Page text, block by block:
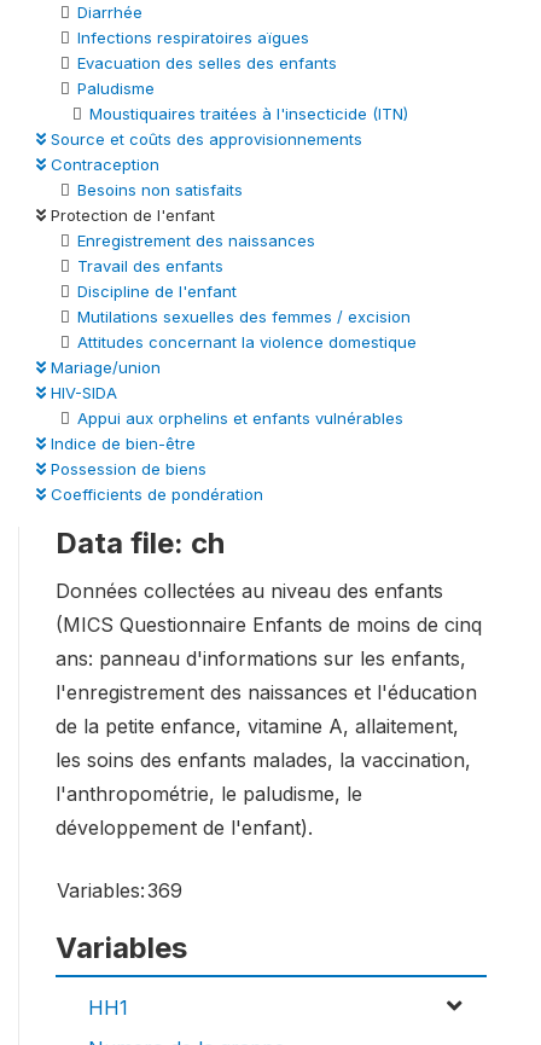
Diarrhée
Infections respiratoires aïgues
Evacuation des selles des enfants
Paludisme
Moustiquaires traitées à l'insecticide (ITN)
Source et coûts des approvisionnements
Contraception
Besoins non satisfaits
Protection de l'enfant
Enregistrement des naissances
Travail des enfants
Discipline de l'enfant
Mutilations sexuelles des femmes / excision
Attitudes concernant la violence domestique
Mariage/union
HIV-SIDA
Appui aux orphelins et enfants vulnérables
Indice de bien-être
Possession de biens
Coefficients de pondération
Data file: ch
Données collectées au niveau des enfants
(MICS Questionnaire Enfants de moins de cinq
ans: panneau d'informations sur les enfants,
l'enregistrement des naissances et l'éducation
de la petite enfance, vitamine A, allaitement,
les soins des enfants malades, la vaccination,
l'anthropométrie, le paludisme, le
développement de l'enfant).
Variables:369
Variables
HH1